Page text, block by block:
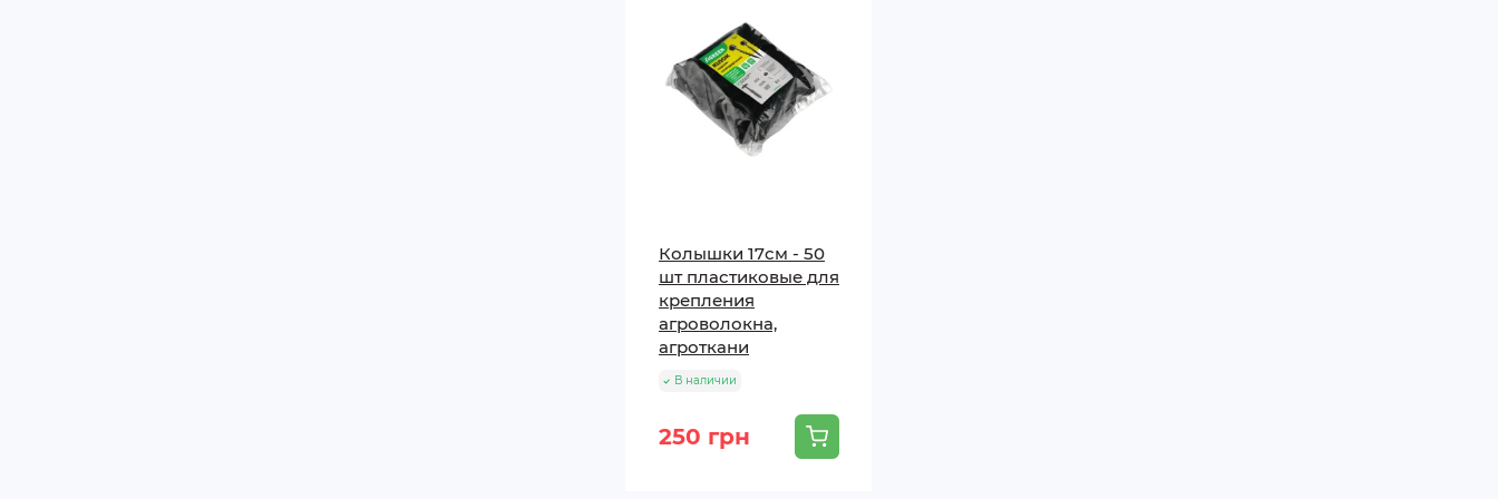
Как и где применять Агроволокно Agreen 50?
подходит для защиты рассады томатов, огурцов, перца, капусты, а также раннего картофеля и
Колышки 17см - 50
шт пластиковые для
крепления
агроволокна,
агроткани
В наличии
250 грн